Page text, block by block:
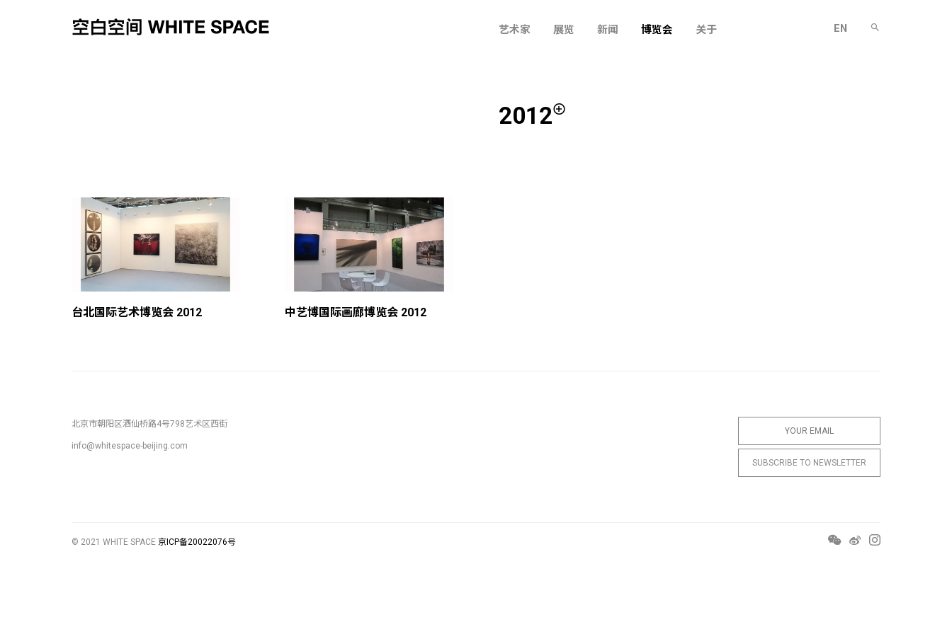
艺术家 展览 新闻 博览会 关于 EN
2012
台北国际艺术博览会 2012 中艺博国际画廊博览会 2012
北京市朝阳区酒仙桥路4号798艺术区西街
info@whitespace-beijing.com
© 2021 WHITE SPACE 京ICP备20022076号